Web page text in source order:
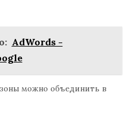
AdWords -
можно объединить в